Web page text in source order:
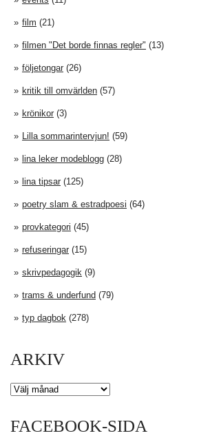
film (21)
filmen "Det borde finnas regler" (13)
följetongar (26)
kritik till omvärlden (57)
krönikor (3)
Lilla sommarintervjun! (59)
lina leker modeblogg (28)
lina tipsar (125)
poetry slam & estradpoesi (64)
provkategori (45)
refuseringar (15)
skrivpedagogik (9)
trams & underfund (79)
typ dagbok (278)
ARKIV
Arkiv
FACEBOOK-SIDA